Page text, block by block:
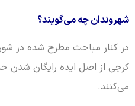
شهروندان چه می‌گویند؟
در کنار مباحث مطرح شده در
کرجی از اصل ایده رایگان شدن
می‌کنند.